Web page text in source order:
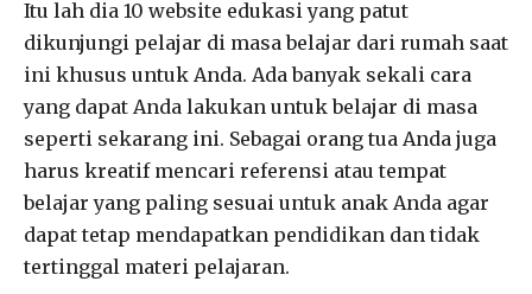
Itu lah dia 10 website edukasi yang patut
dikunjungi pelajar di masa belajar dari rumah saat
ini khusus untuk Anda. Ada banyak sekali cara
yang dapat Anda lakukan untuk belajar di masa
seperti sekarang ini. Sebagai orang tua Anda juga
harus kreatif mencari referensi atau tempat
belajar yang paling sesuai untuk anak Anda agar
dapat tetap mendapatkan pendidikan dan tidak
tertinggal materi pelajaran.